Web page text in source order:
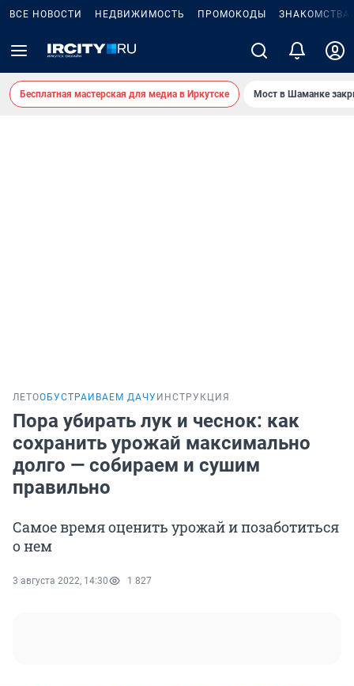
ВСЕ НОВОСТИ НЕДВИЖИМОСТЬ ПРОМОКОДЫ ЗНАКОМСТВА
Бесплатная мастерская для медиа в Иркутске Мост в Шаманке
ЛЕТООБУСТРАИВАЕМ ДАЧУ ИНСТРУКЦИЯ
Пора убирать лук и чеснок: как
сохранить урожай максимально
долго — собираем и сушим
правильно
Самое время оценить урожай и позаботиться
о нем
3 августа 2022, 14:30 1 827